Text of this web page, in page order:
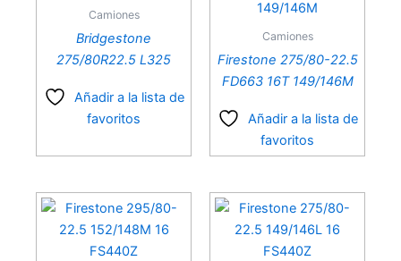
Modelo del producto
Rodado del producto
Camiones
Bridgestone
275/80R22.5 L325
Añadir a la lista de
favoritos
Camiones
Firestone 275/80-22.5
FD663 16T 149/146M
Añadir a la lista de
favoritos